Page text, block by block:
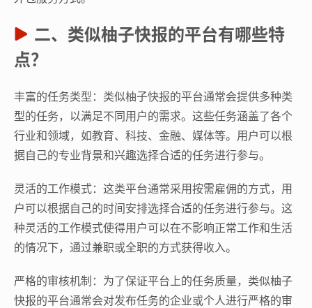
二、类似柚子快报的平台有哪些特
点？
丰富的任务类型：类似柚子快报的平台通常会提供多种类
型的任务，以满足不同用户的需求。这些任务涵盖了各个
行业和领域，如教育、科技、金融、媒体等。用户可以根
据自己的专业背景和兴趣选择合适的任务进行参与。
灵活的工作模式：这类平台通常采用按需雇佣的方式，用
户可以根据自己的时间安排选择合适的任务进行参与。这
种灵活的工作模式使得用户可以在不影响正常工作和生活
的情况下，通过兼职或全职的方式获得收入。
严格的审核机制：为了保证平台上的任务质量，类似柚子
快报的平台通常会对发布任务的企业或个人进行严格的审